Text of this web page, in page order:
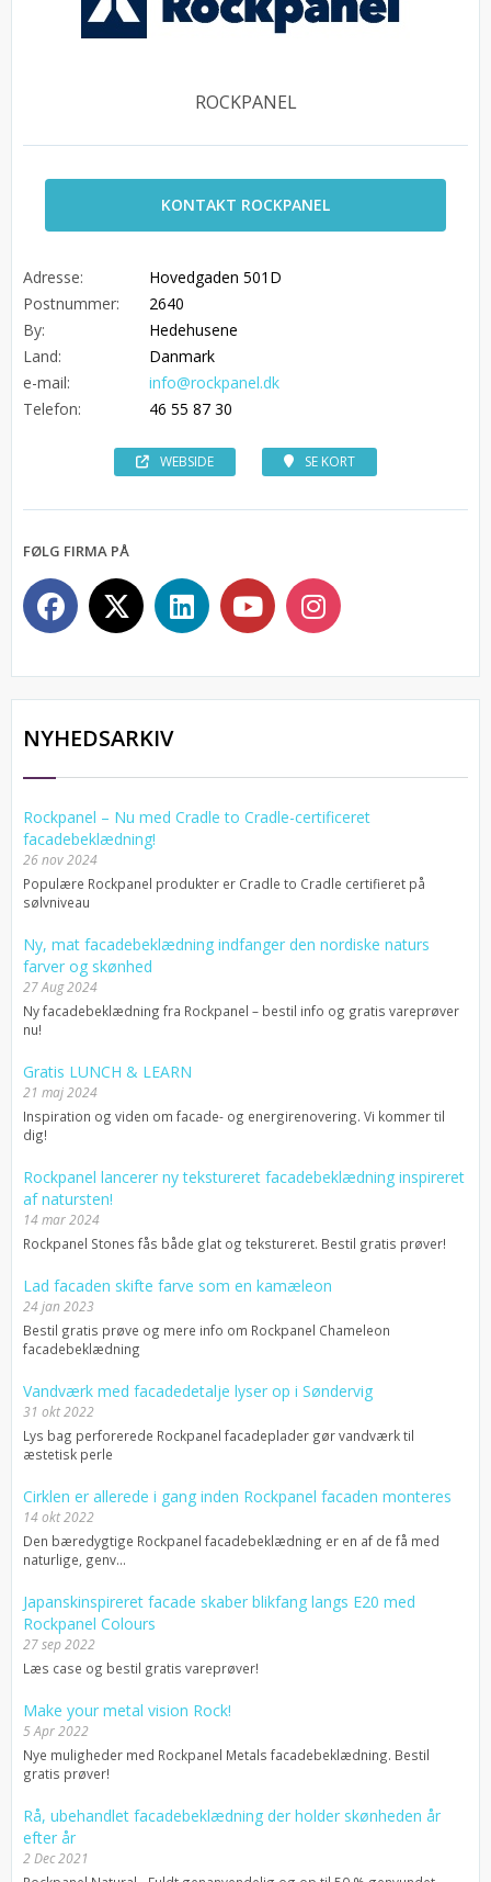
ROCKPANEL
KONTAKT ROCKPANEL
Adresse:
Hovedgaden 501D
Postnummer:
2640
By:
Hedehusene
Land:
Danmark
e-mail:
info@rockpanel.dk
Telefon:
46 55 87 30
WEBSIDE SE KORT
FØLG FIRMA PÅ
NYHEDSARKIV
Rockpanel – Nu med Cradle to Cradle-certificeret
facadebeklædning!
26 nov 2024
Populære Rockpanel produkter er Cradle to Cradle certifieret på
sølvniveau
Ny, mat facadebeklædning indfanger den nordiske naturs
farver og skønhed
27 Aug 2024
Ny facadebeklædning fra Rockpanel – bestil info og gratis vareprøver
nu!
Gratis LUNCH & LEARN
21 maj 2024
Inspiration og viden om facade- og energirenovering. Vi kommer til
dig!
Rockpanel lancerer ny tekstureret facadebeklædning inspireret
af natursten!
14 mar 2024
Rockpanel Stones fås både glat og tekstureret. Bestil gratis prøver!
Lad facaden skifte farve som en kamæleon
24 jan 2023
Bestil gratis prøve og mere info om Rockpanel Chameleon
facadebeklædning
Vandværk med facadedetalje lyser op i Søndervig
31 okt 2022
Lys bag perforerede Rockpanel facadeplader gør vandværk til
æstetisk perle
Cirklen er allerede i gang inden Rockpanel facaden monteres
14 okt 2022
Den bæredygtige Rockpanel facadebeklædning er en af de få med
naturlige, genv...
Japanskinspireret facade skaber blikfang langs E20 med
Rockpanel Colours
27 sep 2022
Læs case og bestil gratis vareprøver!
Make your metal vision Rock!
5 Apr 2022
Nye muligheder med Rockpanel Metals facadebeklædning. Bestil
gratis prøver!
Rå, ubehandlet facadebeklædning der holder skønheden år
efter år
2 Dec 2021